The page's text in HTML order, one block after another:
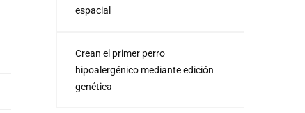
espacial
Crean el primer perro
hipoalergénico mediante edición
genética